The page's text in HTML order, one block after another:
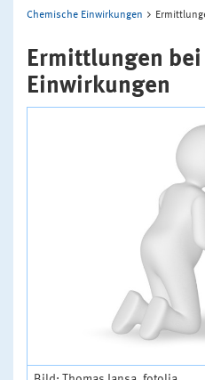
Chemische Einwirkungen
Ermittlungen
Einwirkungen